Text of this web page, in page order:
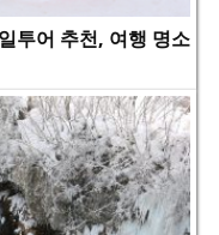
투어 추천, 여행 명소